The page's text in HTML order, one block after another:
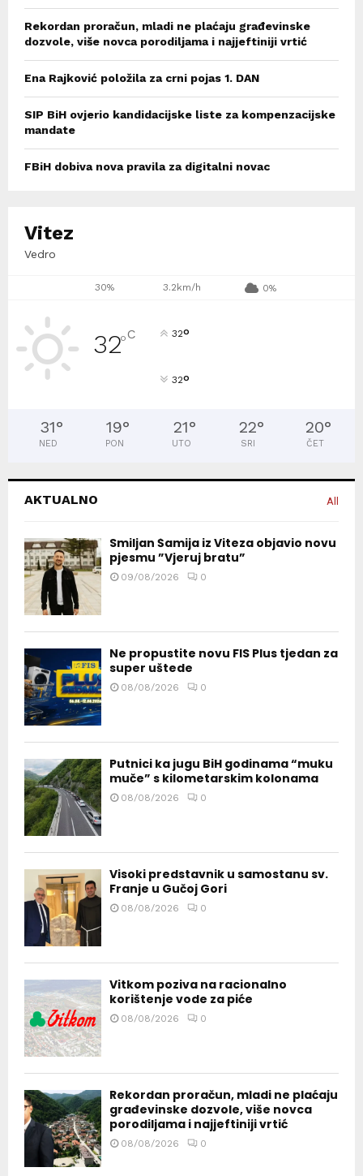
Rekordan proračun, mladi ne plaćaju građevinske
dozvole, više novca porodiljama i najjeftiniji vrtić
Ena Rajković položila za crni pojas 1. DAN
SIP BiH ovjerio kandidacijske liste za kompenzacijske
mandate
FBiH dobiva nova pravila za digitalni novac
Vitez
Vedro
30% 3.2km/h 0%
32°C 32°
32°
31°
NED
19°
PON
21°
UTO
22°
SRI
20°
ČET
AKTUALNO All
Smiljan Šamija iz Viteza objavio novu
pjesmu ”Vjeruj bratu”
09/08/2026 0
Ne propustite novu FIS Plus tjedan za
super uštede
08/08/2026 0
Putnici ka jugu BiH godinama “muku
muče” s kilometarskim kolonama
08/08/2026 0
Visoki predstavnik u samostanu sv.
Franje u Gučoj Gori
08/08/2026 0
Vitkom poziva na racionalno
korištenje vode za piće
08/08/2026 0
Rekordan proračun, mladi ne plaćaju
građevinske dozvole, više novca
porodiljama i najjeftiniji vrtić
08/08/2026 0